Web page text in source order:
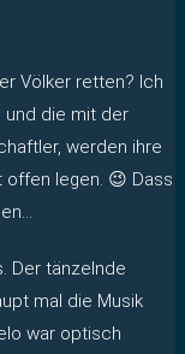
Völker retten? Ich
und die mit der
werden ihre
legen. 😉 Dass
Der tänzelnde
mal die Musik
war optisch